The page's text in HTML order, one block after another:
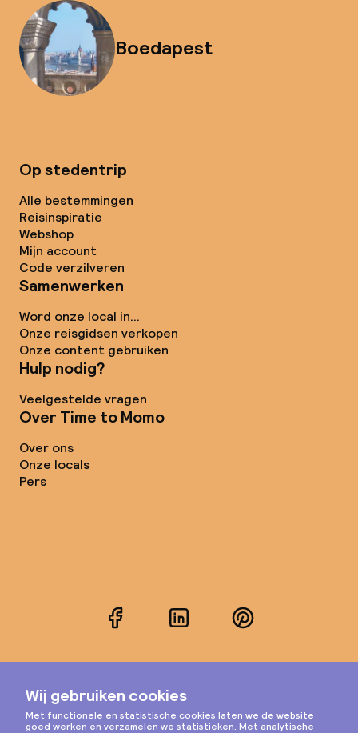
Boedapest
Op stedentrip
Alle bestemmingen
Reisinspiratie
Webshop
Mijn account
Code verzilveren
Samenwerken
Word onze local in...
Onze reisgidsen verkopen
Onze content gebruiken
Hulp nodig?
Veelgestelde vragen
Over Time to Momo
Over ons
Onze locals
Pers
FacebookLinkedInPinterest
Instagram